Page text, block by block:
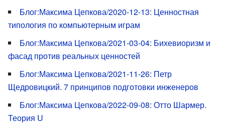
Блог:Максима Цепкова/2020-12-13: Ценностная
типология по компьютерным играм
Блог:Максима Цепкова/2021-03-04: Бихевиоризм и
фасад против реальных ценностей
Блог:Максима Цепкова/2021-11-26: Петр
Щедровицкий. 7 принципов подготовки инженеров
Блог:Максима Цепкова/2022-09-08: Отто Шармер.
Теория U